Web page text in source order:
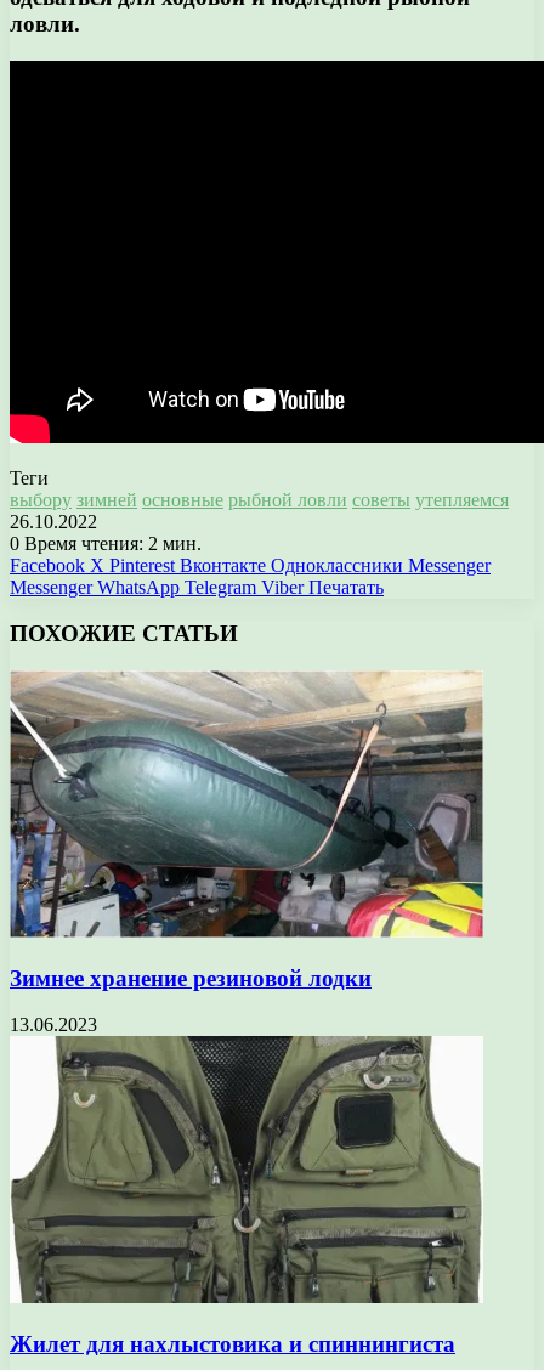
ловли.
Теги
выбору зимней основные рыбной ловли советы утепляемся
26.10.2022
0 Время чтения: 2 мин.
Facebook X Pinterest Вконтакте Одноклассники Messenger
Messenger WhatsApp Telegram Viber Печатать
ПОХОЖИЕ СТАТЬИ
Зимнее хранение резиновой лодки
13.06.2023
Жилет для нахлыстовика и спиннингиста